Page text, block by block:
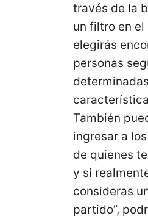
través de la
un filtro en el
elegirás
personas
determinadas
También
ingresar a
de quienes
y si
consideras
partido”,